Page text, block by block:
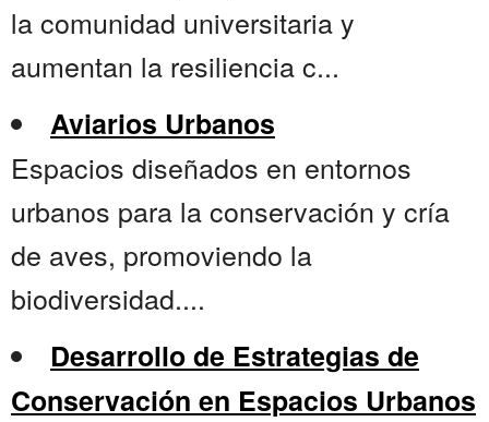
la comunidad universitaria y
aumentan la resiliencia c...
Aviarios Urbanos
Espacios diseñados en entornos
urbanos para la conservación y cría
de aves, promoviendo la
biodiversidad....
Desarrollo de Estrategias de
Conservación en Espacios Urbanos